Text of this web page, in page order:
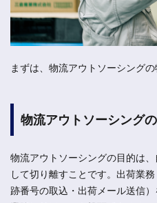
まずは、物流アウトソーシング
物流アウトソーシング
物流アウトソーシングの目的は
して切り離すことです。出荷業
跡番号の取込・出荷メール送信